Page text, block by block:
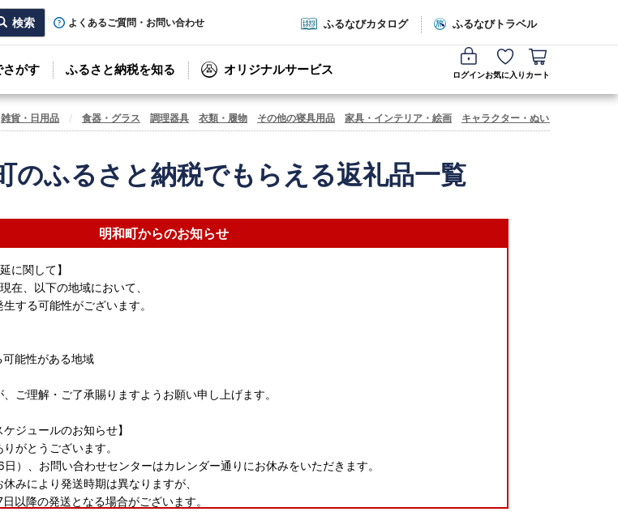
よくあるご質問・お問い合わせ ふるなびカタログ ふるなびトラベル
さがす ふるさと納税を知る オリジナルサービス ログインお気に入り カート
雑貨・日用品 食器・グラス 調理器具 衣類・履物 その他の寝具用品 家具・インテリア・絵画 キャラクター・ぬいぐるみ
のふるさと納税でもらえる返礼品一覧
明和町からのお知らせ
に関して】
在、以下の地域において、
する可能性がございます。
能性がある地域
ご理解・ご了承賜りますようお願い申し上げます。
ジュールのお知らせ】
がとうございます。
）、お問い合わせセンターはカレンダー通りにお休みをいただきます。
みにより発送時期は異なりますが、
以降の発送となる場合がございます。